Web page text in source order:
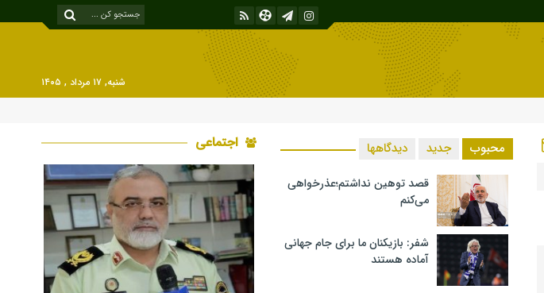
شنبه, ۱۷ مرداد , ۱۴۰۵
محبوب جدید دیدگاهها
قصد توهین نداشتم؛عذرخواهی
می‌کنم
شفر: بازیکنان ما برای جام جهانی
آماده هستند
اجتماعی